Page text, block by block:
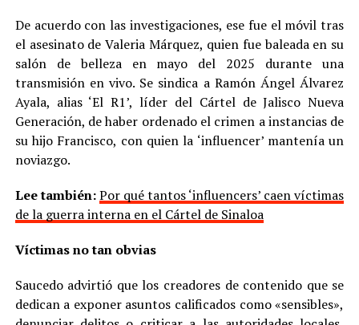
De acuerdo con las investigaciones, ese fue el móvil tras
el asesinato de Valeria Márquez, quien fue baleada en su
salón de belleza en mayo del 2025 durante una
transmisión en vivo. Se sindica a Ramón Ángel Álvarez
Ayala, alias ‘El R1’, líder del Cártel de Jalisco Nueva
Generación, de haber ordenado el crimen a instancias de
su hijo Francisco, con quien la ‘influencer’ mantenía un
noviazgo.
Lee también:Por qué tantos ‘influencers’ caen víctimas
de la guerra interna en el Cártel de Sinaloa
Víctimas no tan obvias
Saucedo advirtió que los creadores de contenido que se
dedican a exponer asuntos calificados como «sensibles»,